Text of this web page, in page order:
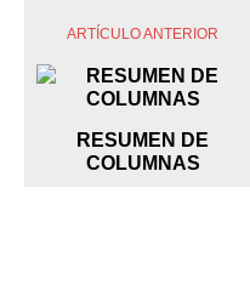
ARTÍCULO ANTERIOR
RESUMEN DE
COLUMNAS